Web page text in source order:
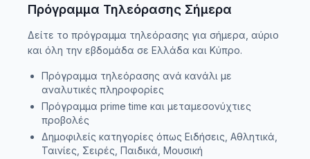
Πρόγραμμα Τηλεόρασης Σήμερα
Δείτε το πρόγραμμα τηλεόρασης για σήμερα, αύριο
και όλη την εβδομάδα σε Ελλάδα και Κύπρο.
Πρόγραμμα τηλεόρασης ανά κανάλι με
αναλυτικές πληροφορίες
Πρόγραμμα prime time και μεταμεσονύχτιες
προβολές
Δημοφιλείς κατηγορίες όπως Ειδήσεις, Αθλητικά,
Ταινίες, Σειρές, Παιδικά, Μουσική